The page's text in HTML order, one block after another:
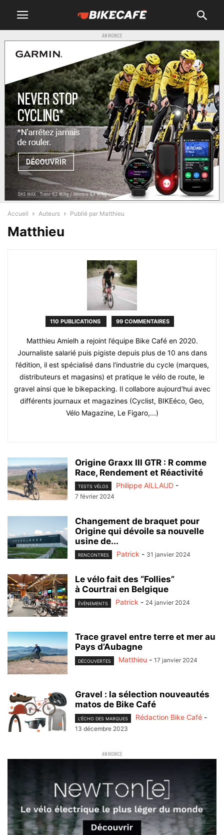
ANNONCE
Accueil Auteurs Publié par Matthieu
Matthieu
110 PUBLICATIONS 99 COMMENTAIRES
Matthieu Amielh a rejoint l’équipe Bike Café en 2020.
Journaliste salarié puis pigiste depuis plus de 10 ans dans
l’édition, il est spécialisé dans l'industrie du cycle (marques,
distributeurs et magasins) et pratique le vélo de route, le
gravel ainsi que le bikepacking. Il collabore aujourd'hui avec
différents journaux et magazines (Cyclist, BIKEéco, Geo,
Vélo Magazine, Le Figaro,...)
Origine Graxx III GTR : R comme
Race, Rendement et Réactivité
TESTS VÉLOS Philippe AILLAUD -
7 février 2024
Changement de braquet pour
Origine qui dévoile sa nouvelle
usine de...
RENCONTRES Patrick - 31 janvier 2024
Le vélo fait des “Follies”
à Courtrai en Belgique
ÉVÈNEMENTS Patrick - 24 janvier 2024
Trace gravel entre terre et mer au
Pays d’Aubagne
DÉCOUVERTES Matthieu - 17 janvier 2024
Gravel : la sélection nouveautés
matos de Bike Café
L'ÉCHO DES MARQUES Rédaction Bike Café -
13 décembre 2023
ANNONCE